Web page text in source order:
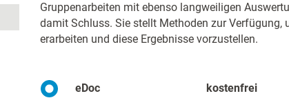
Gruppenarbeiten mit ebenso langweiligen
damit Schluss. Sie stellt Methoden zur Verfügung,
erarbeiten und diese Ergebnisse vorzustellen.
eDoc kostenfrei